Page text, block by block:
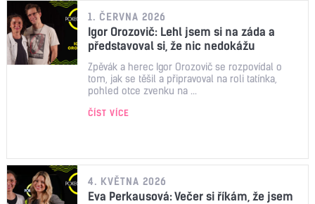
1. ČERVNA 2026
Igor Orozovič: Lehl jsem si na záda a
představoval si, že nic nedokážu
Zpěvák a herec Igor Orozovič se rozpovídal o
tom, jak se těšil a připravoval na roli tatínka,
pohled otce zvenku na ...
ČÍST VÍCE
4. KVĚTNA 2026
Eva Perkausová: Večer si říkám, že jsem